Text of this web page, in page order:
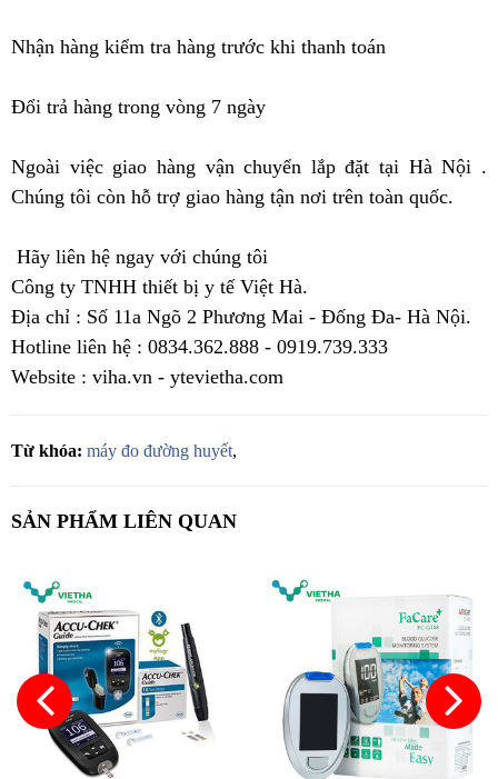
Nhận hàng kiểm tra hàng trước khi thanh toán
Đổi trả hàng trong vòng 7 ngày
Ngoài việc giao hàng vận chuyển lắp đặt tại Hà Nội .
Chúng tôi còn hỗ trợ giao hàng tận nơi trên toàn quốc.
Hãy liên hệ ngay với chúng tôi
Công ty TNHH thiết bị y tế Việt Hà.
Địa chỉ : Số 11a Ngõ 2 Phương Mai - Đống Đa- Hà Nội.
Hotline liên hệ : 0834.362.888 - 0919.739.333
Website : viha.vn - ytevietha.com
Từ khóa: máy đo đường huyết,
SẢN PHẨM LIÊN QUAN